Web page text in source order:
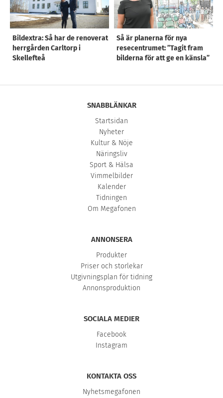
Bildextra: Så har de renoverat
herrgården Carltorp i
Skellefteå
Så är planerna för nya
resecentrumet: ”Tagit fram
bilderna för att ge en känsla”
SNABBLÄNKAR
Startsidan
Nyheter
Kultur & Nöje
Näringsliv
Sport & Hälsa
Vimmelbilder
Kalender
Tidningen
Om Megafonen
ANNONSERA
Produkter
Priser och storlekar
Utgivningsplan för tidning
Annonsproduktion
SOCIALA MEDIER
Facebook
Instagram
KONTAKTA OSS
Nyhetsmegafonen